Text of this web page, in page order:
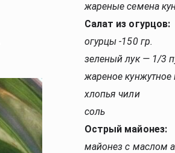
жареные семена
Салат из огурцов:
огурцы -150 гр.
зеленый лук — 1/3
жареное
хлопья чили
соль
Острый майонез:
майонез с маслом